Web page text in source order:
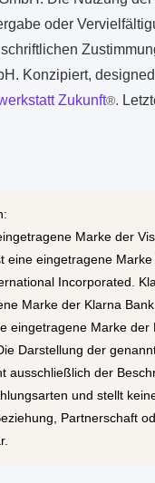
oder
Konzipiert,
Zukunft®.
Marke der
eine eingetragene Marke
Incorporated.
Marke der Klarna Bank
eingetragene Marke der
Darstellung der
ausschließlich der
und stellt
Partnerschaft